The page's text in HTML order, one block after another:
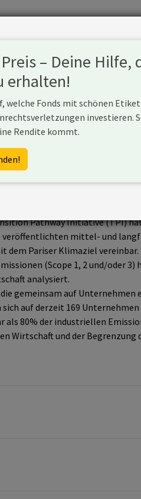
Pathway Initiative (TPI)
veröffentlichten mittel- und
dem Pariser Klimaziel vereinbar.
(Scope 1, 2 und/oder
analysiert.
gemeinsam auf Unternehmen
auf derzeit 169
80% der industriellen
Wirtschaft und der Begrenzung
– Deine Hilfe,
erhalten!
welche Fonds mit schönen
investieren.
Rendite kommt.